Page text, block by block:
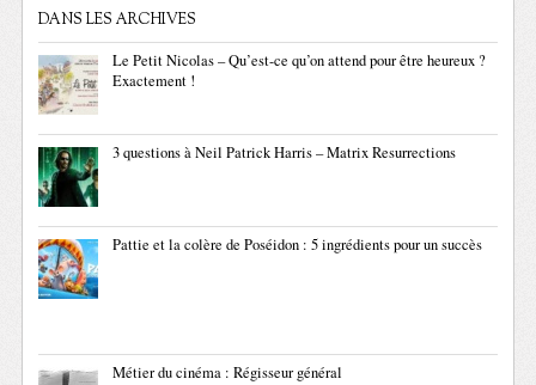
DANS LES ARCHIVES
Le Petit Nicolas – Qu’est-ce qu’on attend pour être heureux ?
Exactement !
3 questions à Neil Patrick Harris – Matrix Resurrections
Pattie et la colère de Poséidon : 5 ingrédients pour un succès
Métier du cinéma : Régisseur général